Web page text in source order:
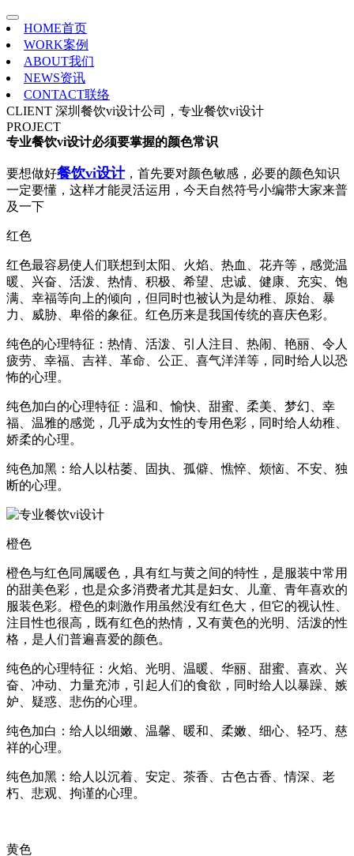
HOME首页
WORK案例
ABOUT我们
NEWS资讯
CONTACT联络
CLIENT 深圳餐饮vi设计公司，专业餐饮vi设计
PROJECT
专业餐饮vi设计必须要掌握的颜色常识
要想做好餐饮vi设计，首先要对颜色敏感，必要的颜色知识
一定要懂，这样才能灵活运用，今天自然符号小编带大家来普
及一下
红色
红色最容易使人们联想到太阳、火焰、热血、花卉等，感觉温
暖、兴奋、活泼、热情、积极、希望、忠诚、健康、充实、饱
满、幸福等向上的倾向，但同时也被认为是幼稚、原始、暴
力、威胁、卑俗的象征。红色历来是我国传统的喜庆色彩。
纯色的心理特征：热情、活泼、引人注目、热闹、艳丽、令人
疲劳、幸福、吉祥、革命、公正、喜气洋洋等，同时给人以恐
怖的心理。
纯色加白的心理特征：温和、愉快、甜蜜、柔美、梦幻、幸
福、温雅的感觉，几乎成为女性的专用色彩，同时给人幼稚、
娇柔的心理。
纯色加黑：给人以枯萎、固执、孤僻、憔悴、烦恼、不安、独
断的心理。
橙色
橙色与红色同属暖色，具有红与黄之间的特性，是服装中常用
的甜美色彩，也是众多消费者尤其是妇女、儿童、青年喜欢的
服装色彩。橙色的刺激作用虽然没有红色大，但它的视认性、
注目性也很高，既有红色的热情，又有黄色的光明、活泼的性
格，是人们普遍喜爱的颜色。
纯色的心理特征：火焰、光明、温暖、华丽、甜蜜、喜欢、兴
奋、冲动、力量充沛，引起人们的食欲，同时给人以暴躁、嫉
妒、疑惑、悲伤的心理。
纯色加白：给人以细嫩、温馨、暖和、柔嫩、细心、轻巧、慈
祥的心理。
纯色加黑：给人以沉着、安定、茶香、古色古香、情深、老
朽、悲观、拘谨的心理。
黄色